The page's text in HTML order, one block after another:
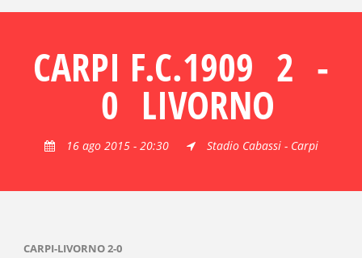
CARPI F.C.1909 2 -
0 LIVORNO
16 ago 2015 - 20:30 Stadio Cabassi - Carpi
CARPI-LIVORNO 2-0